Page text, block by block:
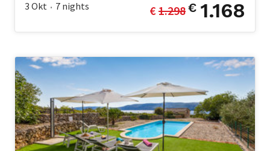
3 Okt • 7 nights € 1.298€ 1.168